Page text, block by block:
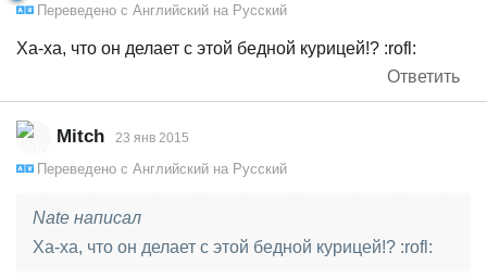
Переведено с Английский на Русский
Ха-ха, что он делает с этой бедной курицей!? :rofl:
Ответить
Mitch 23 янв 2015
Переведено с Английский на Русский
Nate написал
Ха-ха, что он делает с этой бедной курицей!? :rofl: